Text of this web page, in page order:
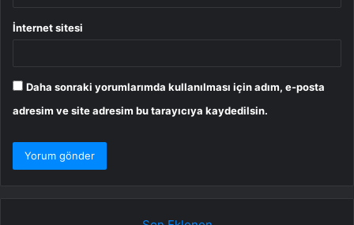
İnternet sitesi
Daha sonraki yorumlarımda kullanılması için adım, e-posta
adresim ve site adresim bu tarayıcıya kaydedilsin.